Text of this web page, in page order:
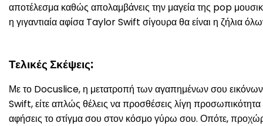
αποτέλεσμα καθώς απολαμβάνεις την μαγεία της pop
η γιγαντιαία αφίσα Taylor Swift σίγουρα θα είναι η ζήλια
Τελικές Σκέψεις:
Με το Docuslice, η μετατροπή των αγαπημένων σου εικόνων
Swift, είτε απλώς θέλεις να προσθέσεις λίγη
αφήσεις το στίγμα σου στον κόσμο γύρω σου. Οπότε,